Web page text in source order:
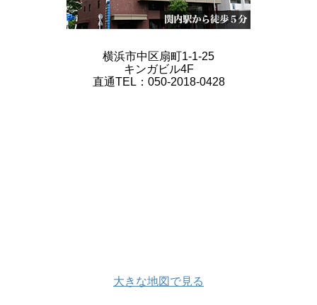
横浜市中区扇町1-1-25
キンガビル4F
直通TEL：050-2018-0428
大きな地図で見る